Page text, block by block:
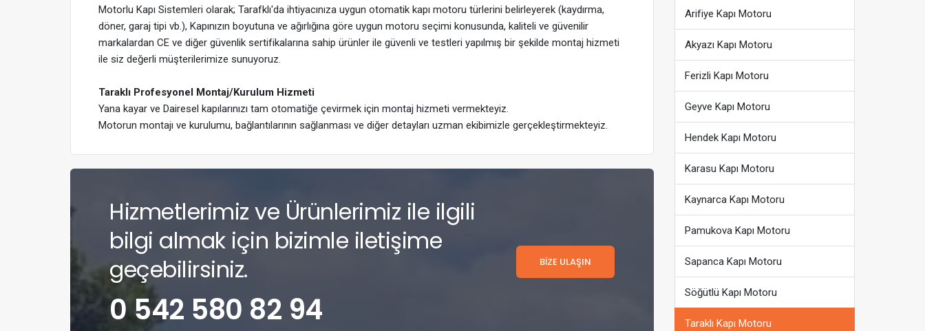
Motorlu Kapı Sistemleri olarak; Tarafklı'da ihtiyacınıza uygun otomatik kapı motoru türlerini belirleyerek (kaydırma,
döner, garaj tipi vb.), Kapınızın boyutuna ve ağırlığına göre uygun motoru seçimi konusunda, kaliteli ve güvenilir
markalardan CE ve diğer güvenlik sertifikalarına sahip ürünler ile güvenli ve testleri yapılmış bir şekilde montaj hizmeti
ile siz değerli müşterilerimize sunuyoruz.
Taraklı Profesyonel Montaj/Kurulum Hizmeti
Yana kayar ve Dairesel kapılarınızı tam otomatiğe çevirmek için montaj hizmeti vermekteyiz.
Motorun montajı ve kurulumu, bağlantılarının sağlanması ve diğer detayları uzman ekibimizle gerçekleştirmekteyiz.
Hizmetlerimiz ve Ürünlerimiz ile ilgili
bilgi almak için bizimle iletişime
geçebilirsiniz.
0 542 580 82 94
BİZE ULAŞIN
Arifiye Kapı Motoru
Akyazı Kapı Motoru
Ferizli Kapı Motoru
Geyve Kapı Motoru
Hendek Kapı Motoru
Karasu Kapı Motoru
Kaynarca Kapı Motoru
Pamukova Kapı Motoru
Sapanca Kapı Motoru
Söğütlü Kapı Motoru
Taraklı Kapı Motoru